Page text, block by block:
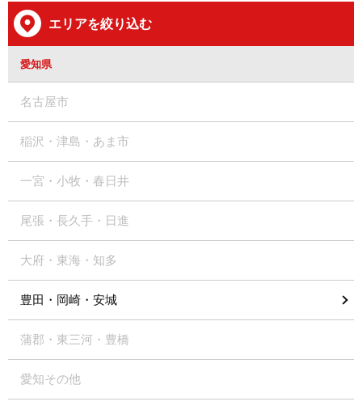
エリアを絞り込む
愛知県
名古屋市
稲沢・津島・あま市
一宮・小牧・春日井
尾張・長久手・日進
大府・東海・知多
豊田・岡崎・安城
蒲郡・東三河・豊橋
愛知その他